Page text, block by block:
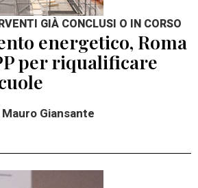
GIÀ CONCLUSI O IN CORSO
energetico, Roma
per riqualificare
Giansante